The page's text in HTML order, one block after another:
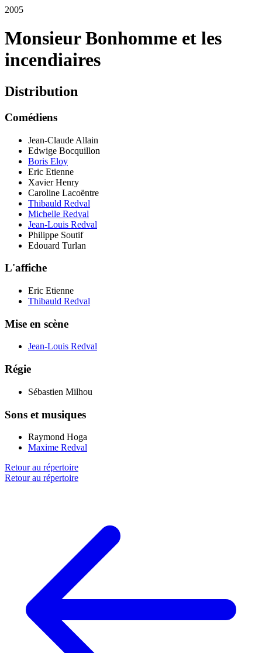
2005
Monsieur Bonhomme et les
incendiaires
Distribution
Comédiens
Jean-Claude Allain
Edwige Bocquillon
Boris Eloy
Eric Etienne
Xavier Henry
Caroline Lacoëntre
Thibauld Redval
Michelle Redval
Jean-Louis Redval
Philippe Soutif
Edouard Turlan
L'affiche
Eric Etienne
Thibauld Redval
Mise en scène
Jean-Louis Redval
Régie
Sébastien Milhou
Sons et musiques
Raymond Hoga
Maxime Redval
Retour au répertoire
Retour au répertoire